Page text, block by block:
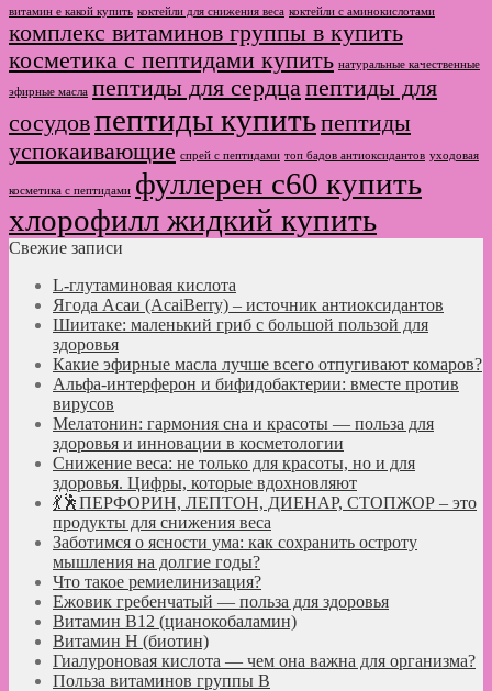
витамин е какой купить коктейли для снижения веса коктейли с аминокислотами
комплекс витаминов группы в купить
косметика с пептидами купить натуральные качественные
эфирные масла пептиды для сердцапептиды для
сосудовпептиды купитьпептиды
успокаивающие спрей с пептидами топ бадов антиоксидантов уходовая
косметика с пептидами фуллерен с60 купить
хлорофилл жидкий купить
Свежие записи
L-глутаминовая кислота
Ягода Асаи (AcaiBerry) – источник антиоксидантов
Шиитаке: маленький гриб с большой пользой для
здоровья
Какие эфирные масла лучше всего отпугивают комаров?
Альфа-интерферон и бифидобактерии: вместе против
вирусов
Мелатонин: гармония сна и красоты — польза для
здоровья и инновации в косметологии
Снижение веса: не только для красоты, но и для
здоровья. Цифры, которые вдохновляют
💃🕺ПЕРФОРИН, ЛЕПТОН, ДИЕНАР, СТОПЖОР – это
продукты для снижения веса
Заботимся о ясности ума: как сохранить остроту
мышления на долгие годы?
Что такое ремиелинизация?
Ежовик гребенчатый — польза для здоровья
Витамин B12 (цианокобаламин)
Витамин H (биотин)
Гиалуроновая кислота — чем она важна для организма?
Польза витаминов группы B